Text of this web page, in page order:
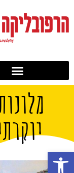
פתח סרגל נגישות